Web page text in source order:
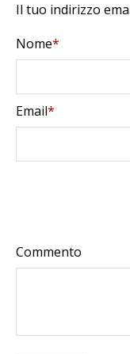
Il tuo indirizzo
Nome*
Email*
Commento